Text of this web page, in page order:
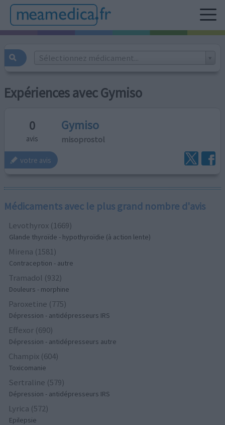
Sélectionnez médicament...
Expériences avec Gymiso
0
avis
Gymiso
misoprostol
votre avis
Médicaments avec le plus grand nombre d'avis
Levothyrox (1669)
Glande thyroïde - hypothyroïdie (à action lente)
Mirena (1581)
Contraception - autre
Tramadol (932)
Douleurs - morphine
Paroxetine (775)
Dépression - antidépresseurs IRS
Effexor (690)
Dépression - antidépresseurs autre
Champix (604)
Toxicomanie
Sertraline (579)
Dépression - antidépresseurs IRS
Lyrica (572)
Epilepsie